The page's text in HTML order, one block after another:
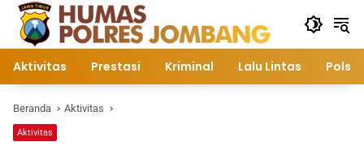
Langsung
konten
Aktivitas Prestasi Kriminal Lalu Lintas
Beranda Aktivitas
Aktivitas